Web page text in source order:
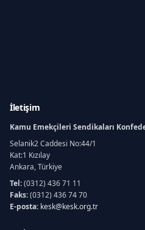
İletişim
Kamu Emekçileri Sendikaları
Selanik2 Caddesi No:44/1
Kat:1 Kızılay
Ankara, Türkiye
Tel:(0312) 436 71 11
Faks:(0312) 436 74 70
E-posta: kesk@kesk.org.tr